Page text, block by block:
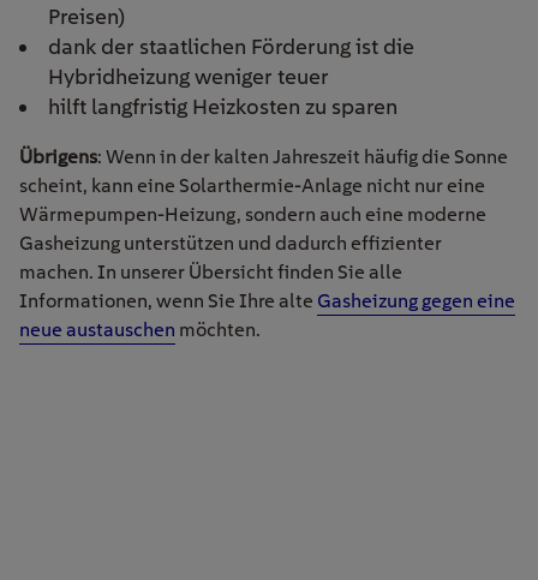
Preisen)
dank der staatlichen Förderung ist die
Hybridheizung weniger teuer
hilft langfristig Heizkosten zu sparen
Übrigens: Wenn in der kalten Jahreszeit häufig die Sonne
scheint, kann eine Solarthermie-Anlage nicht nur eine
Wärmepumpen-Heizung, sondern auch eine moderne
Gasheizung unterstützen und dadurch effizienter
machen. In unserer Übersicht finden Sie alle
Informationen, wenn Sie Ihre alte Gasheizung gegen eine
neue austauschen möchten.